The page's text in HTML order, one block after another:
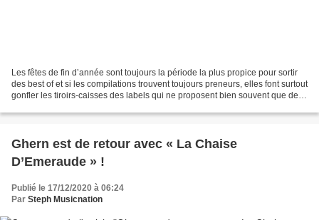
Les fêtes de fin d’année sont toujours la période la plus propice pour sortir
des best of et si les compilations trouvent toujours preneurs, elles font surtout
gonfler les tiroirs-caisses des labels qui ne proposent bien souvent que des
Ghern est de retour avec « La Chaise
D’Emeraude » !
Publié le 17/12/2020 à 06:24
Par Steph Musicnation